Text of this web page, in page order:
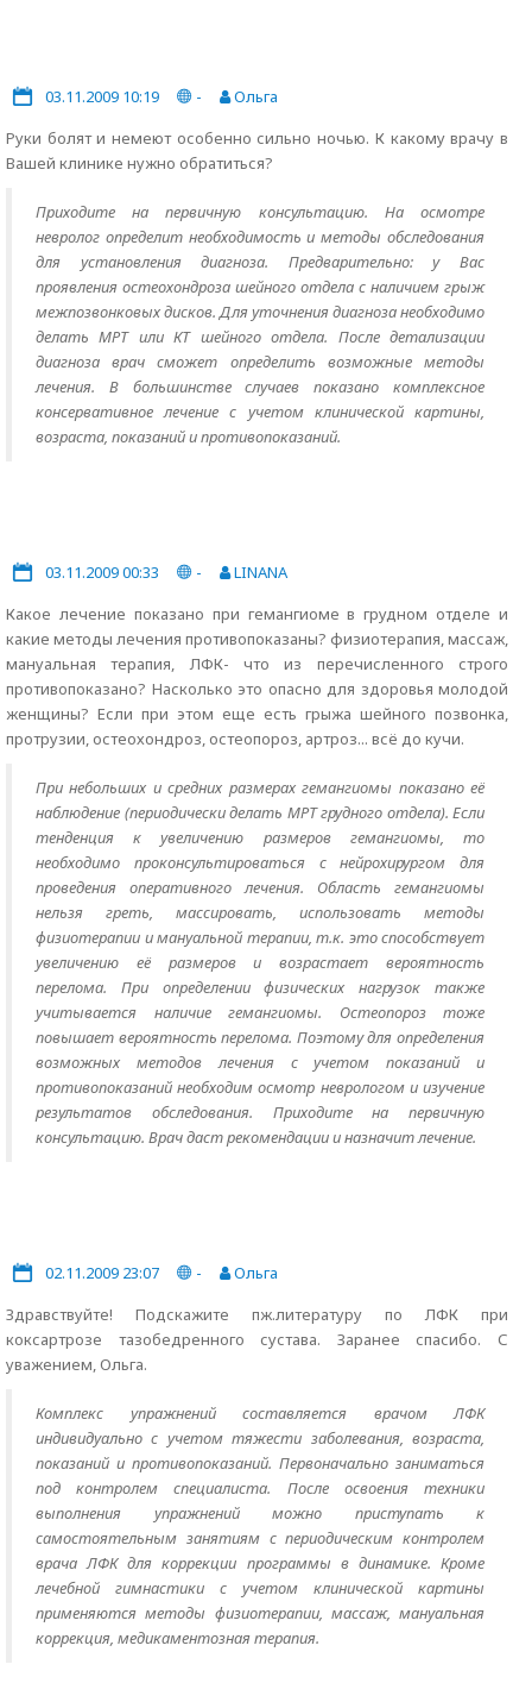
03.11.2009 10:19 -
Ольга
Руки болят и немеют особенно сильно ночью. К какому врачу в
Вашей клинике нужно обратиться?
Приходите на первичную консультацию. На осмотре
невролог определит необходимость и методы обследования
для установления диагноза. Предварительно: у Вас
проявления остеохондроза шейного отдела с наличием грыж
межпозвонковых дисков. Для уточнения диагноза необходимо
делать МРТ или КТ шейного отдела. После детализации
диагноза врач сможет определить возможные методы
лечения. В большинстве случаев показано комплексное
консервативное лечение с учетом клинической картины,
возраста, показаний и противопоказаний.
03.11.2009 00:33 -
LINANA
Какое лечение показано при гемангиоме в грудном отделе и
какие методы лечения противопоказаны? физиотерапия, массаж,
мануальная терапия, ЛФК- что из перечисленного строго
противопоказано? Насколько это опасно для здоровья молодой
женщины? Если при этом еще есть грыжа шейного позвонка,
протрузии, остеохондроз, остеопороз, артроз... всё до кучи.
При небольших и средних размерах гемангиомы показано её
наблюдение (периодически делать МРТ грудного отдела). Если
тенденция к увеличению размеров гемангиомы, то
необходимо проконсультироваться с нейрохирургом для
проведения оперативного лечения. Область гемангиомы
нельзя греть, массировать, использовать методы
физиотерапии и мануальной терапии, т.к. это способствует
увеличению её размеров и возрастает вероятность
перелома. При определении физических нагрузок также
учитывается наличие гемангиомы. Остеопороз тоже
повышает вероятность перелома. Поэтому для определения
возможных методов лечения с учетом показаний и
противопоказаний необходим осмотр неврологом и изучение
результатов обследования. Приходите на первичную
консультацию. Врач даст рекомендации и назначит лечение.
02.11.2009 23:07 -
Ольга
Здравствуйте! Подскажите пж.литературу по ЛФК при
коксартрозе тазобедренного сустава. Заранее спасибо. С
уважением, Ольга.
Комплекс упражнений составляется врачом ЛФК
индивидуально с учетом тяжести заболевания, возраста,
показаний и противопоказаний. Первоначально заниматься
под контролем специалиста. После освоения техники
выполнения упражнений можно приступать к
самостоятельным занятиям с периодическим контролем
врача ЛФК для коррекции программы в динамике. Кроме
лечебной гимнастики с учетом клинической картины
применяются методы физиотерапии, массаж, мануальная
коррекция, медикаментозная терапия.